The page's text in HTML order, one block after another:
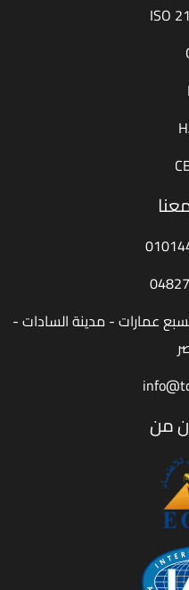
ISO
عمارات - مدينة السادات -
من